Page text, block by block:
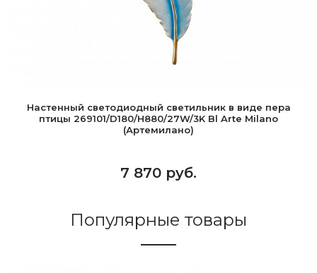
Настенный светодиодный светильник в виде пера
птицы 269101/D180/H880/27W/3K Bl Arte Milano
(Артемилано)
7 870 руб.
Популярные товары